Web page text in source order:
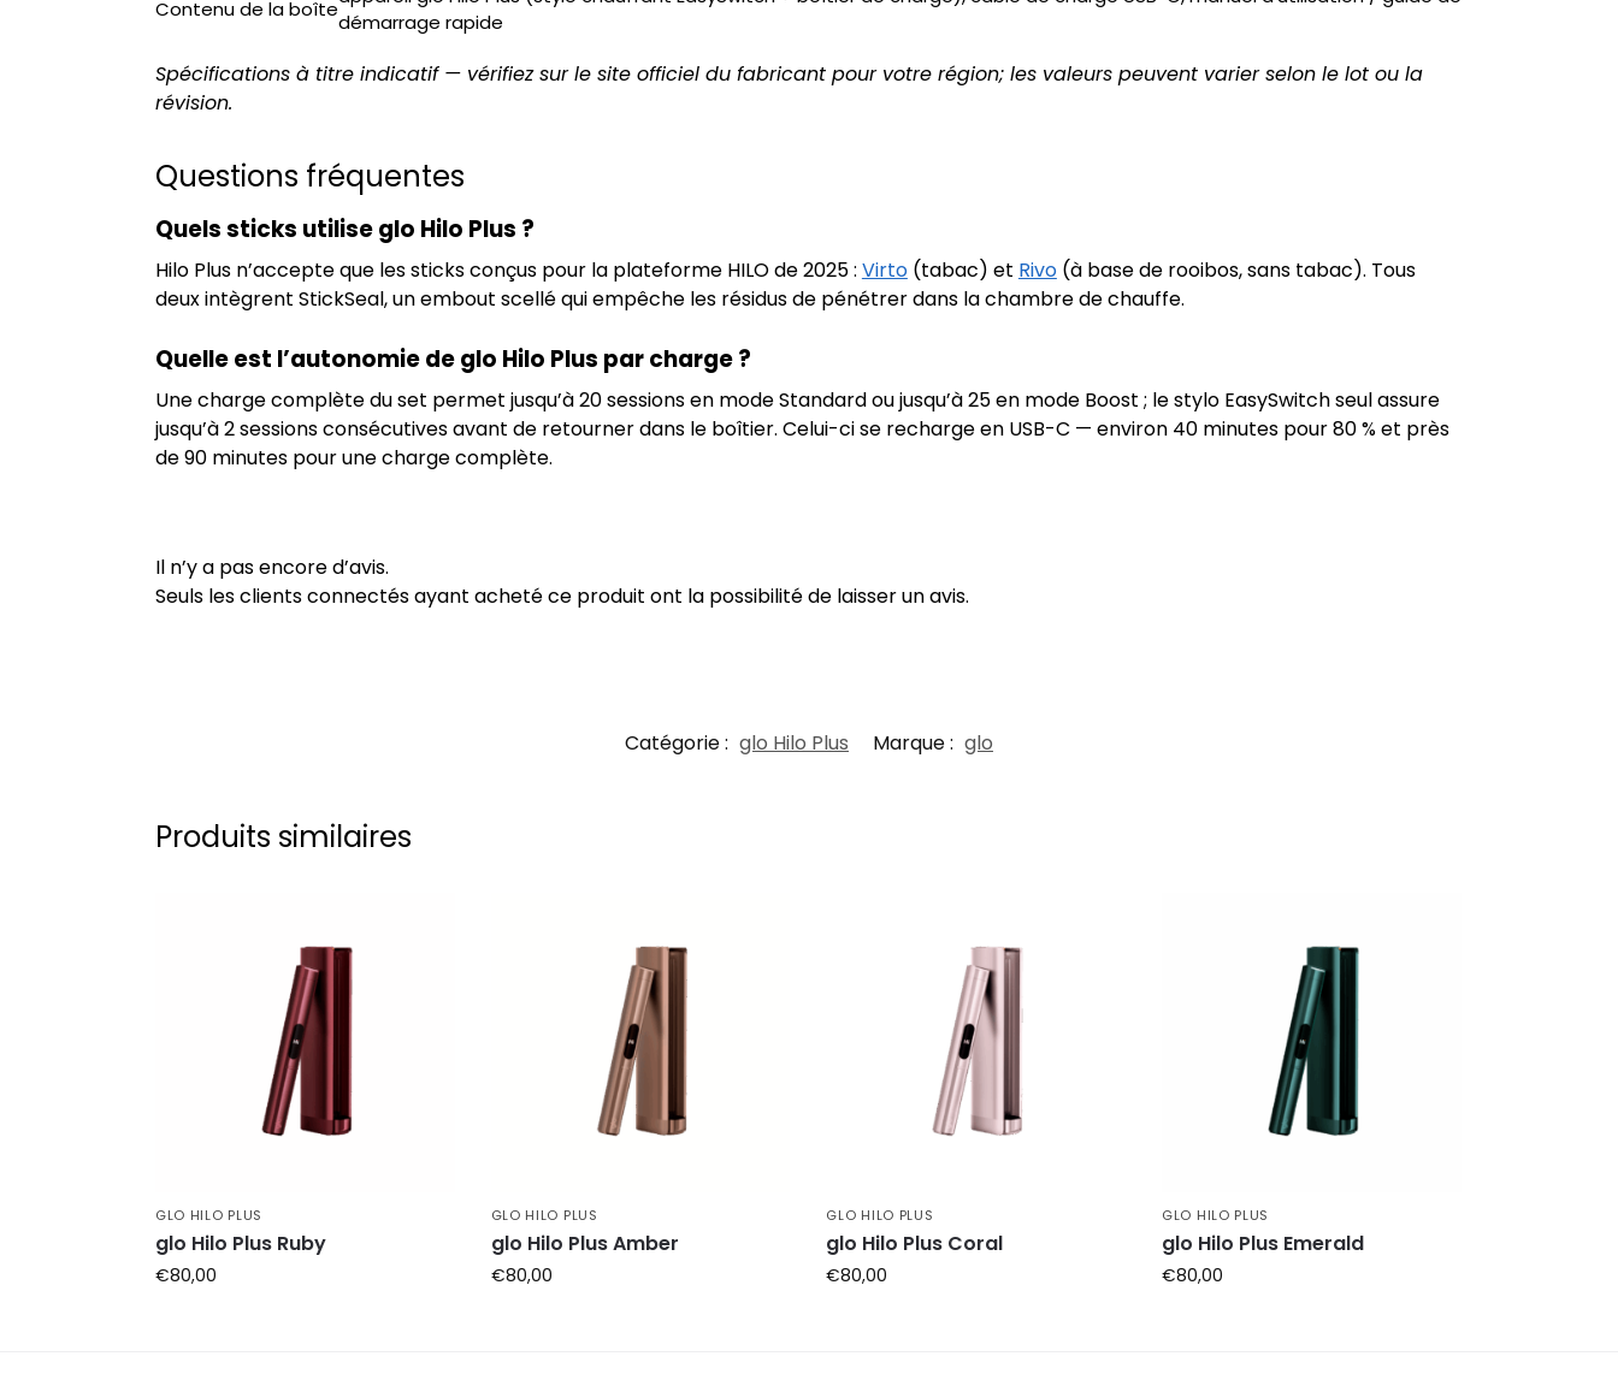
Contenu de la boîte
démarrage rapide
Spécifications à titre indicatif — vérifiez sur le site officiel du fabricant pour votre région; les valeurs peuvent varier selon le lot ou la
révision.
Questions fréquentes
Quels sticks utilise glo Hilo Plus ?
Hilo Plus n’accepte que les sticks conçus pour la plateforme HILO de 2025 : Virto(tabac) et Rivo(à base de rooibos, sans tabac). Tous
deux intègrent StickSeal, un embout scellé qui empêche les résidus de pénétrer dans la chambre de chauffe.
Quelle est l’autonomie de glo Hilo Plus par charge ?
Une charge complète du set permet jusqu’à 20 sessions en mode Standard ou jusqu’à 25 en mode Boost ; le stylo EasySwitch seul assure
jusqu’à 2 sessions consécutives avant de retourner dans le boîtier. Celui-ci se recharge en USB-C — environ 40 minutes pour 80 % et près
de 90 minutes pour une charge complète.
Il n’y a pas encore d’avis.
Seuls les clients connectés ayant acheté ce produit ont la possibilité de laisser un avis.
Catégorie : glo Hilo Plus Marque : glo
Produits similaires
GLO HILO PLUS
glo Hilo Plus Ruby
€80,00
GLO HILO PLUS
glo Hilo Plus Amber
€80,00
GLO HILO PLUS
glo Hilo Plus Coral
€80,00
GLO HILO PLUS
glo Hilo Plus Emerald
€80,00